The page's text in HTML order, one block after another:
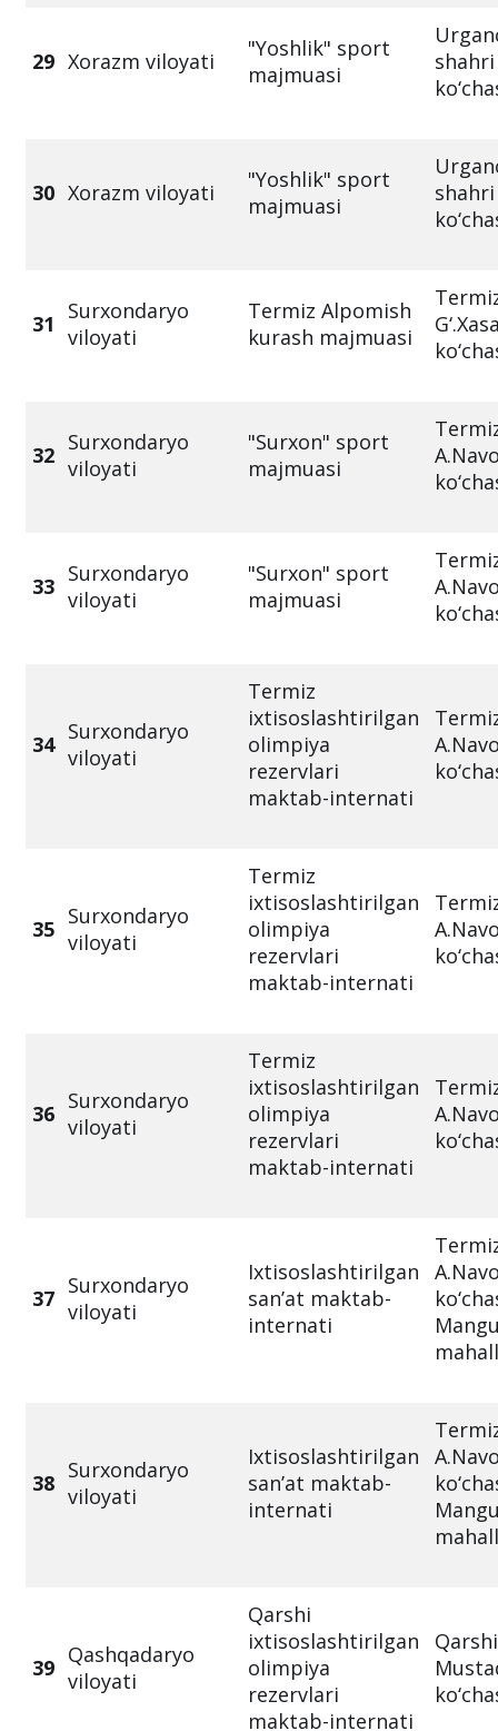
29 Xorazm viloyati
"Yoshlik" sport
majmuasi
30 Xorazm viloyati
"Yoshlik" sport
majmuasi
31
Surxondaryo
viloyati
Termiz Alpomish
kurash majmuasi
32 Surxondaryo
viloyati
"Surxon" sport
majmuasi
33 Surxondaryo
viloyati
"Surxon" sport
majmuasi
34 Surxondaryo
viloyati
Termiz
ixtisoslashtirilgan
olimpiya
rezervlari
maktab-internati
35 Surxondaryo
viloyati
Termiz
ixtisoslashtirilgan
olimpiya
rezervlari
maktab-internati
36 Surxondaryo
viloyati
Termiz
ixtisoslashtirilgan
olimpiya
rezervlari
maktab-internati
37 Surxondaryo
viloyati
Ixtisoslashtirilgan
san’at maktab-
internati
38 Surxondaryo
viloyati
Ixtisoslashtirilgan
san’at maktab-
internati
39 Qashqadaryo
viloyati
Qarshi
ixtisoslashtirilgan
olimpiya
rezervlari
maktab-internati